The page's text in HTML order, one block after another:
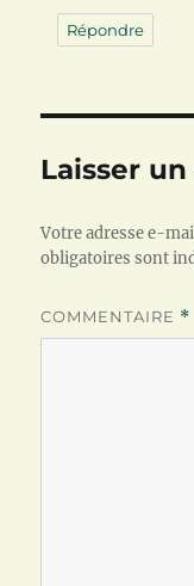
Répondre
Laisser
Votre adresse e-
obligatoires sont
COMMENTAIRE *